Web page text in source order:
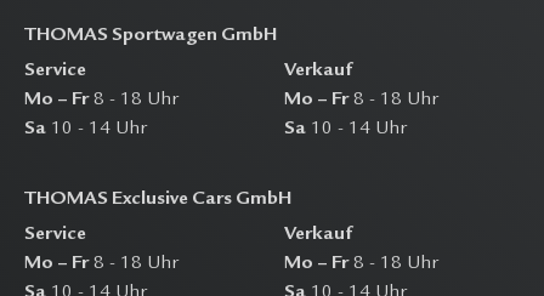
THOMAS Sportwagen GmbH
Service
Mo – Fr8 - 18 Uhr
Sa 10 - 14 Uhr
Verkauf
Mo – Fr8 - 18 Uhr
Sa 10 - 14 Uhr
THOMAS Exclusive Cars GmbH
Service
Mo – Fr8 - 18 Uhr
Verkauf
Mo – Fr8 - 18 Uhr